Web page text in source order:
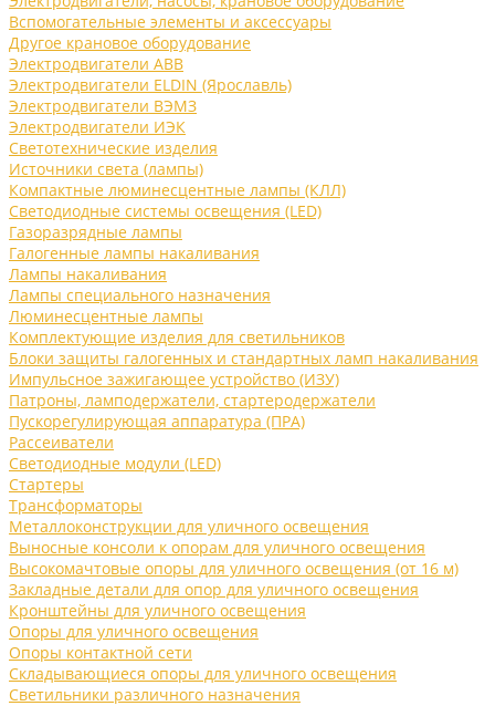
Вспомогательные элементы и аксессуары
Другое крановое оборудование
Электродвигатели ABB
Электродвигатели ELDIN (Ярославль)
Электродвигатели ВЭМЗ
Электродвигатели ИЭК
Светотехнические изделия
Источники света (лампы)
Компактные люминесцентные лампы (КЛЛ)
Светодиодные системы освещения (LED)
Газоразрядные лампы
Галогенные лампы накаливания
Лампы накаливания
Лампы специального назначения
Люминесцентные лампы
Комплектующие изделия для светильников
Блоки защиты галогенных и стандартных ламп накаливания
Импульсное зажигающее устройство (ИЗУ)
Патроны, ламподержатели, стартеродержатели
Пускорегулирующая аппаратура (ПРА)
Рассеиватели
Светодиодные модули (LED)
Стартеры
Трансформаторы
Металлоконструкции для уличного освещения
Выносные консоли к опорам для уличного освещения
Высокомачтовые опоры для уличного освещения (от 16 м)
Закладные детали для опор для уличного освещения
Кронштейны для уличного освещения
Опоры для уличного освещения
Опоры контактной сети
Складывающиеся опоры для уличного освещения
Светильники различного назначения